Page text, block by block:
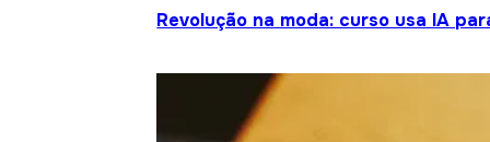
Revolução na moda: curso usa IA